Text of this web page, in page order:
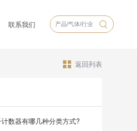
联系我们
返回列表
数器有哪几种分类方式?